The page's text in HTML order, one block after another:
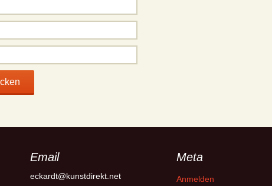
Email
eckardt@kunstdirekt.net
Meta
Anmelden